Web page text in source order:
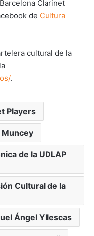
Clarinet
de Cultura
cultural de la
.
Players
Muncey
de la UDLAP
Cultural de la
Ángel Yllescas